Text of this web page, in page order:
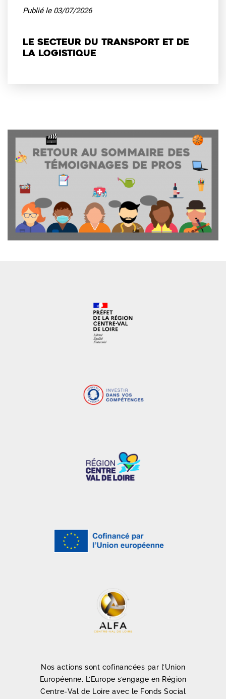
Publié le 03/07/2026
Le secteur du transport et de
la logistique
Nos actions sont cofinancées par l’Union
Européenne. L’Europe s’engage en Région
Centre-Val de Loire avec le Fonds Social